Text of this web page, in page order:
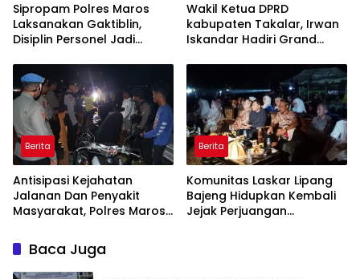
Sipropam Polres Maros
Laksanakan Gaktiblin,
Disiplin Personel Jadi
Wakil Ketua DPRD
kabupaten Takalar, Irwan
Iskandar Hadiri Grand
Pertama di Takalar,
Melayani Terapis Gratis
untuk Pasien Dhuafa dan
umum.
Berita
Antisipasi Kejahatan
Jalanan Dan Penyakit
Masyarakat, Polres Maros
Kondusif
Berita
Komunitas Laskar Lipang
Bajeng Hidupkan Kembali
Jejak Perjuangan
Baca Juga